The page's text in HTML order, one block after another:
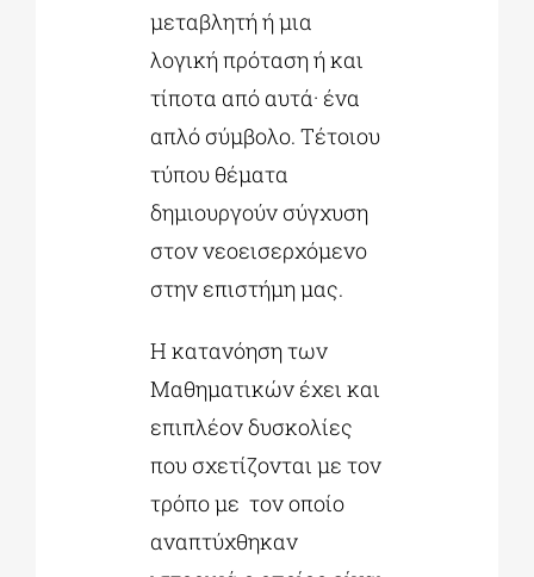
μεταβλητή ή μια
λογική πρόταση ή και
τίποτα από αυτά· ένα
απλό σύμβολο. Τέτοιου
τύπου θέματα
δημιουργούν σύγχυση
στον νεοεισερχόμενο
στην επιστήμη μας.
Η κατανόηση των
Μαθηματικών έχει και
επιπλέον δυσκολίες
που σχετίζονται με τον
τρόπο με τον οποίο
αναπτύχθηκαν